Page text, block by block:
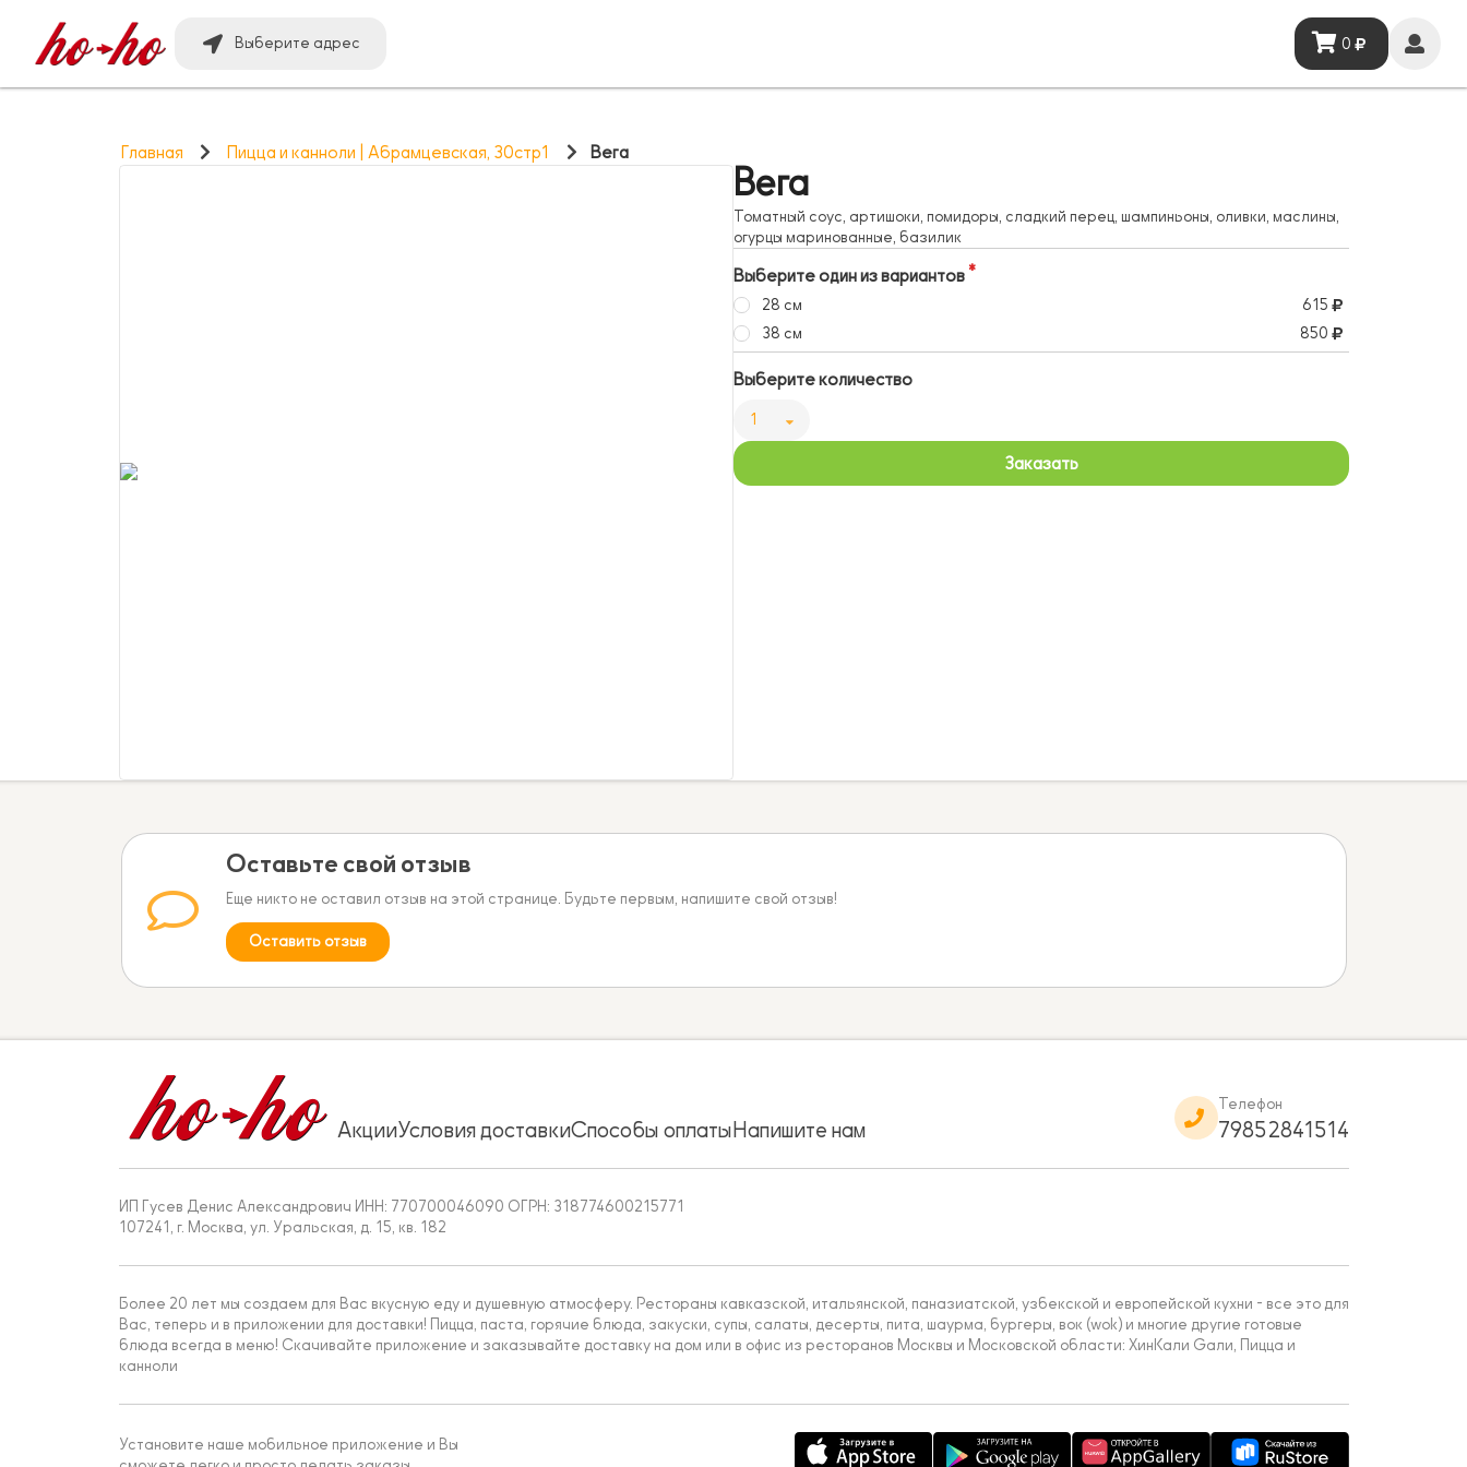
Выберите адрес 0
Главная Пицца и канноли | Абрамцевская, 30стр1 Вега
Вега
Томатный соус, артишоки, помидоры, сладкий перец, шампиньоны, оливки, маслины,
огурцы маринованные, базилик
Выберите один из вариантов
28 см
615
38 см
850
Выберите количество
1
Заказать
Оставьте свой отзыв
Еще никто не оставил отзыв на этой странице. Будьте первым, напишите свой отзыв!
Оставить отзыв
АкцииУсловия доставкиСпособы оплатыНапишите нам
Телефон
79852841514
ИП Гусев Денис Александрович ИНН: 770700046090 ОГРН: 318774600215771
107241, г. Москва, ул. Уральская, д. 15, кв. 182
Более 20 лет мы создаем для Вас вкусную еду и душевную атмосферу. Рестораны кавказской, итальянской, паназиатской, узбекской и европейской кухни - все это для
Вас, теперь и в приложении для доставки! Пицца, паста, горячие блюда, закуски, супы, салаты, десерты, пита, шаурма, бургеры, вок (wok) и многие другие готовые
блюда всегда в меню! Скачивайте приложение и заказывайте доставку на дом или в офис из ресторанов Москвы и Московской области: ХинКали Gали, Пицца и
канноли
Установите наше мобильное приложение и Вы